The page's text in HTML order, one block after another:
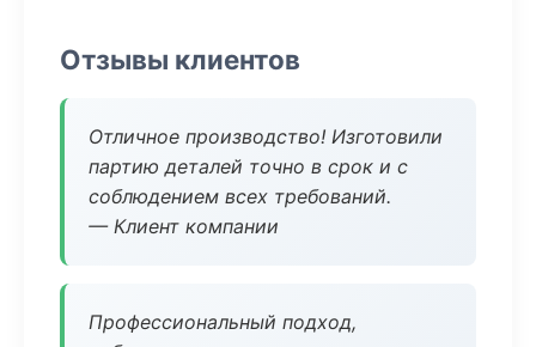
Отзывы клиентов
Отличное производство! Изготовили
партию деталей точно в срок и с
соблюдением всех требований.
— Клиент компании
Профессиональный подход,